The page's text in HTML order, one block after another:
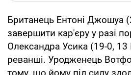
Британець Ентоні Джошуа
завершити кар'єру у разі
Олександра Усика (19-0, 13
реванші. Уродженець
тому, що йому під силу